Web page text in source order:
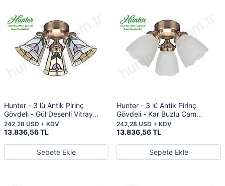
Hunter - 3 lü Antik Pirinç
Gövdeli - Gül Desenli Vitray
Camlı Aydınlatma
13.836,56 TL
242,28 USD + KDV
Sepete Ekle
Hunter - 3 lü Antik Pirinç
Gövdeli - Kar Buzlu Cam
Aydınlatma
13.836,56 TL
242,28 USD + KDV
Sepete Ekle